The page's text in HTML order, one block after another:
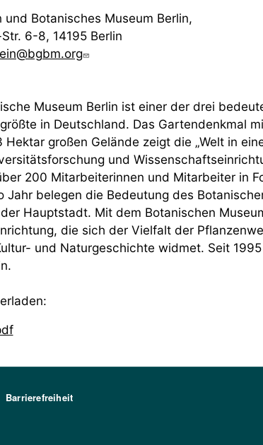
Botanisches Museum Berlin,
6-8, 14195 Berlin
Museum Berlin ist einer der drei
in Deutschland. Das Gartendenkmal
großen Gelände zeigt die „Welt in
und
200 Mitarbeiterinnen und Mitarbeiter in
belegen die Bedeutung des
Hauptstadt. Mit dem Botanischen
die sich der Vielfalt der
und Naturgeschichte widmet. Seit
Barrierefreiheit